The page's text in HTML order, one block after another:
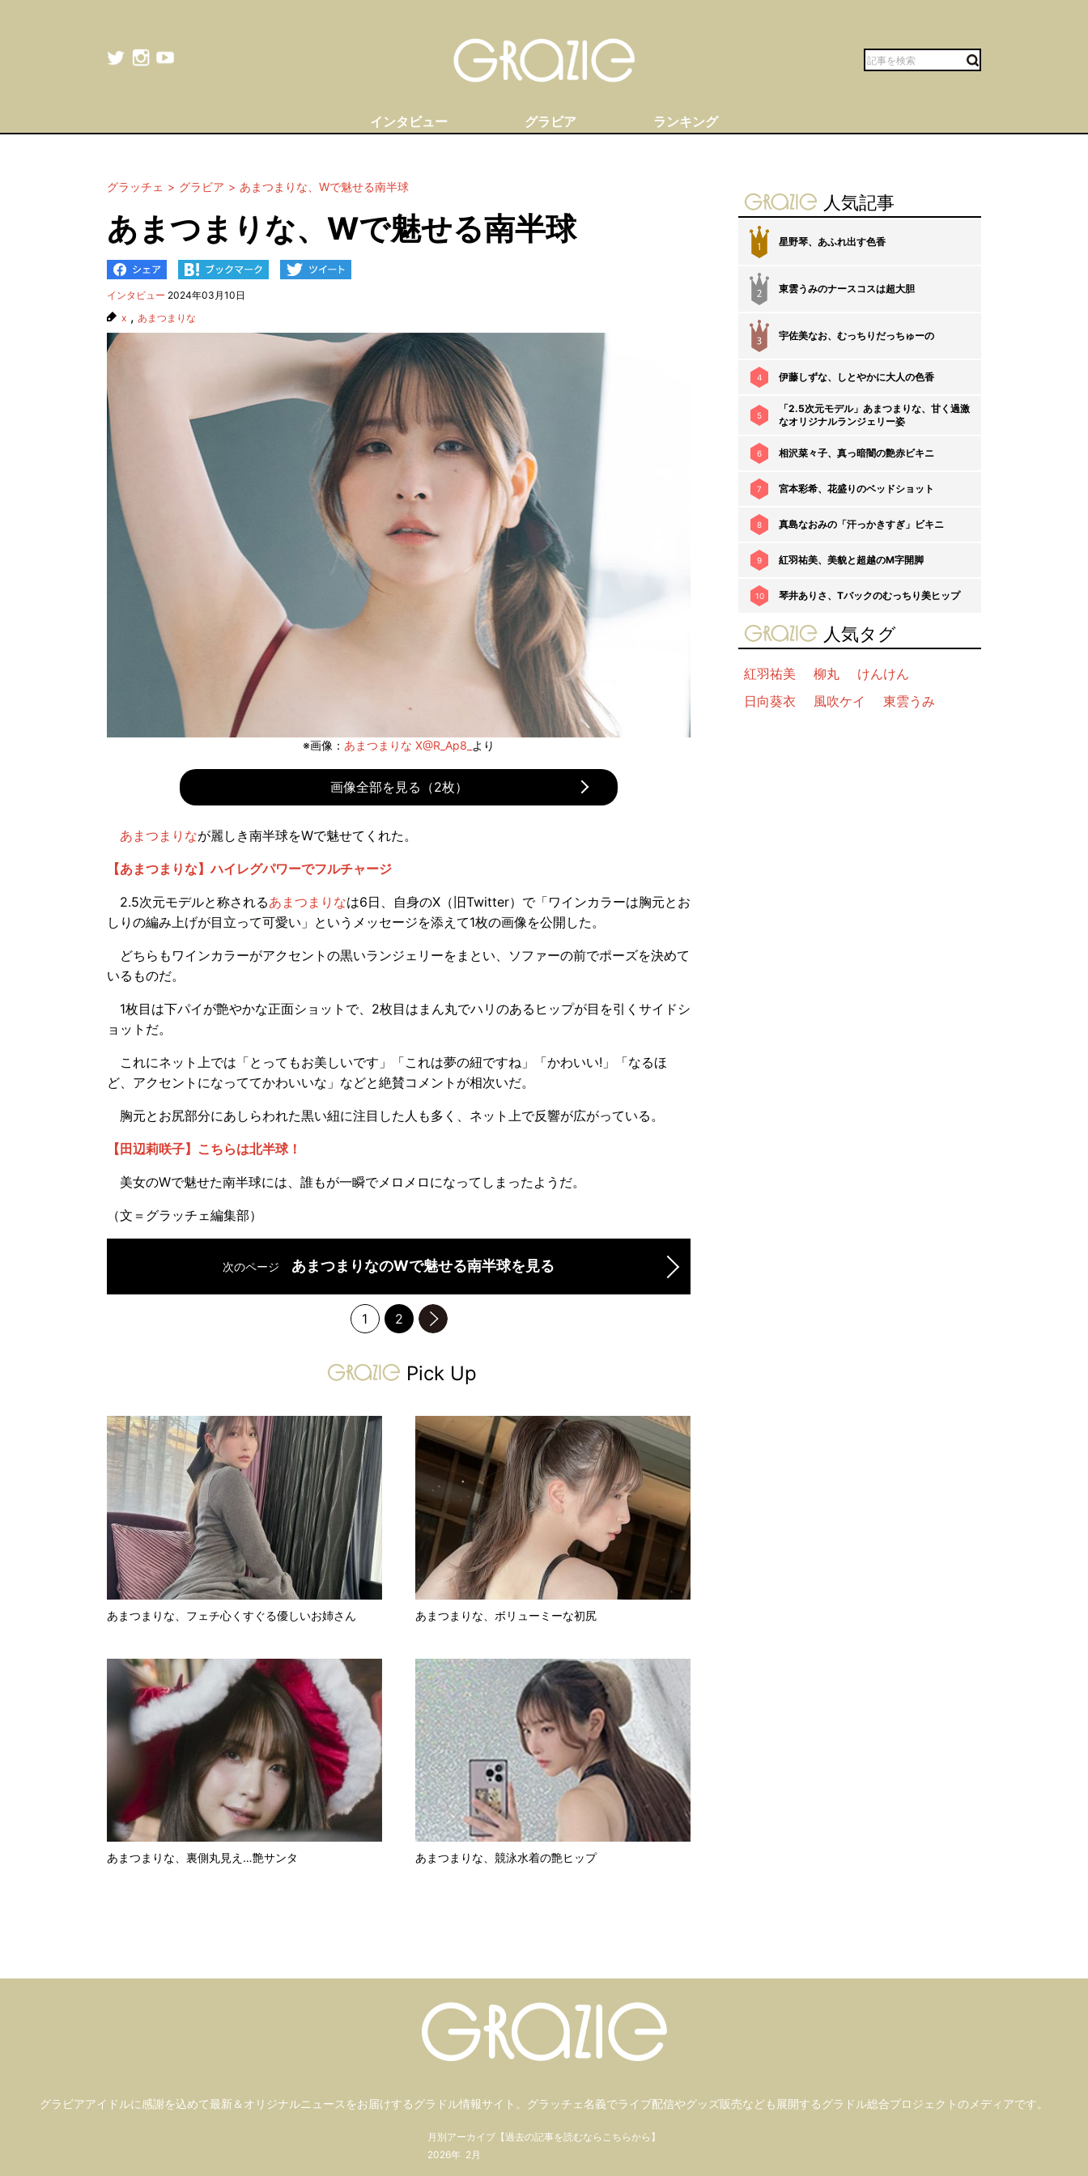
インタビュー グラビア ランキング
グラッチェ グラビア あまつまりな、Wで魅せる南半球
あまつまりな、Wで魅せる南半球
インタビュー 2024年03月10日
x , あまつまりな
※画像： あまつまりな X@R_Ap8_ より
画像全部を見る（2枚）
あまつまりなが麗しき南半球をWで魅せてくれた。
【あまつまりな】ハイレグパワーでフルチャージ
2.5次元モデルと称されるあまつまりなは6日、自身のX（旧Twitter）で「ワインカラーは胸元とお
しりの編み上げが目立って可愛い」というメッセージを添えて1枚の画像を公開した。
どちらもワインカラーがアクセントの黒いランジェリーをまとい、ソファーの前でポーズを決めて
いるものだ。
1枚目は下パイが艶やかな正面ショットで、2枚目はまん丸でハリのあるヒップが目を引くサイドシ
ョットだ。
これにネット上では「とってもお美しいです」「これは夢の紐ですね」「かわいい!」「なるほ
ど、アクセントになっててかわいいな」などと絶賛コメントが相次いだ。
胸元とお尻部分にあしらわれた黒い紐に注目した人も多く、ネット上で反響が広がっている。
【田辺莉咲子】こちらは北半球！
美女のWで魅せた南半球には、誰もが一瞬でメロメロになってしまったようだ。
（文＝グラッチェ編集部）
次のページ あまつまりなのWで魅せる南半球を見る
1 2
次のページへ
gravure-grazie
Pick Up
あまつまりな、フェチ心くすぐる優しいお姉さん あまつまりな、ボリューミーな初尻
あまつまりな、裏側丸見え…艶サンタ あまつまりな、競泳水着の艶ヒップ
gravure-grazie
人気記事
1 星野琴、あふれ出す色香
東雲うみのナースコスは超大胆
宇佐美なお、むっちりだっちゅーの
4 伊藤しずな、しとやかに大人の色香
5
「2.5次元モデル」あまつまりな、甘く過激
なオリジナルランジェリー姿
6 相沢菜々子、真っ暗闇の艶赤ビキニ
7 宮本彩希、花盛りのベッドショット
8 真島なおみの「汗っかきすぎ」ビキニ
9 紅羽祐美、美貌と超越のM字開脚
10 琴井ありさ、Tバックのむっちり美ヒップ
gravure-grazie
人気タグ
紅羽祐美 柳丸
けんけん
日向葵衣
風吹ケイ 東雲うみ
グラビアアイドルに感謝を込めて最新＆オリジナルニュースをお届けするグラドル情報サイト。 グラッチェ名義でライブ配信やグッズ販売なども 展開するグラドル総合プロジェクトのメディアです。
月別アーカイブ【過去の記事を読むならこちらから】
2026年 2月